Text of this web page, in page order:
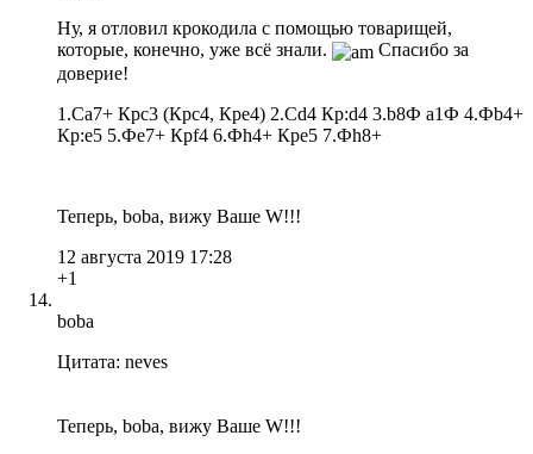
Ну, я отловил крокодила с помощью товарищей,
которые, конечно, уже всё знали.
Спасибо за
доверие!
1.Сa7+ Крc3 (Крc4, Крe4) 2.Сd4 Кр:d4 3.b8Ф a1Ф 4.Фb4+
Кр:e5 5.Фe7+ Крf4 6.Фh4+ Крe5 7.Фh8+
Теперь, boba, вижу Ваше W!!!
12 августа 2019 17:28
+1
boba
Цитата: neves
Теперь, boba, вижу Ваше W!!!